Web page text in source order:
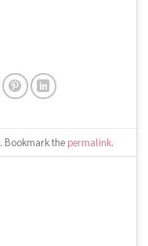
. Bookmark the permalink.